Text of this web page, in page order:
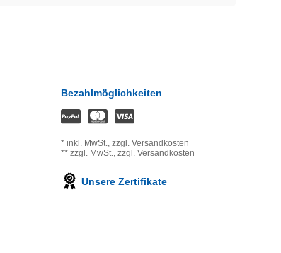
Bezahlmöglichkeiten
* inkl. MwSt., zzgl. Versandkosten
** zzgl. MwSt., zzgl. Versandkosten
Unsere Zertifikate